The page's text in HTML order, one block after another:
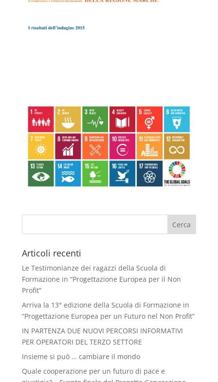
Articoli recenti
Le Testimonianze dei ragazzi della Scuola di
Formazione in “Progettazione Europea per il Non
Profit”
Arriva la 13° edizione della Scuola di Formazione in
“Progettazione Europea per un Futuro nel Non Profit”
IN PARTENZA DUE NUOVI PERCORSI INFORMATIVI
PER OPERATORI DEL TERZO SETTORE
Insieme si può … cambiare il mondo
Quale cooperazione per un futuro di pace e